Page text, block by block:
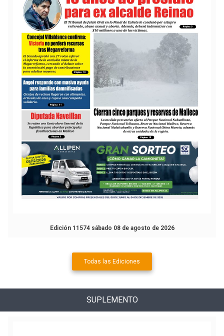
Edición 11574 sábado 08 de agosto de 2026
Todas las Ediciones
SUPLEMENTO